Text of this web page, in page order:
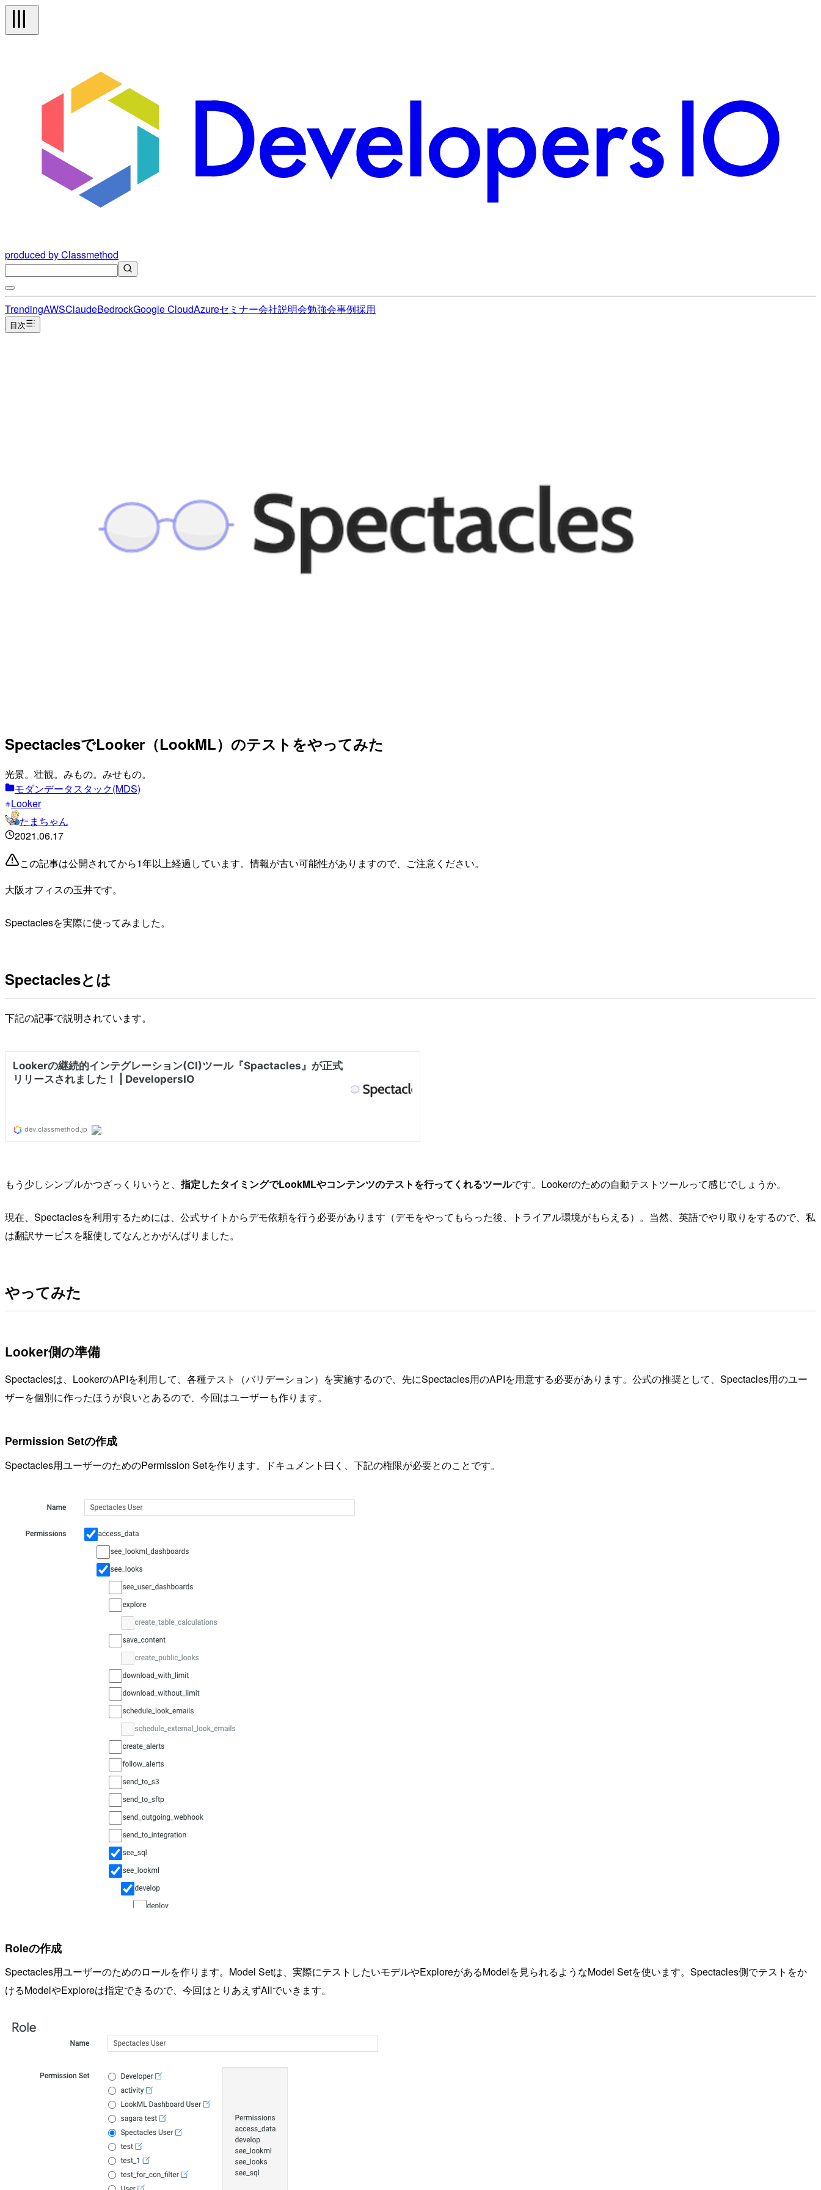
produced by Classmethod
TrendingAWSClaudeBedrockGoogle CloudAzureセミナー会社説明会勉強会事例採用
目次
SpectaclesでLooker（LookML）のテストをやってみた
光景。壮観。みもの。みせもの。
モダンデータスタック(MDS)
Looker
たまちゃん
2021.06.17
この記事は公開されてから1年以上経過しています。情報が古い可能性がありますので、ご注意ください。
大阪オフィスの玉井です。
Spectaclesを実際に使ってみました。
Spectaclesとは
下記の記事で説明されています。
もう少しシンプルかつざっくりいうと、指定したタイミングでLookMLやコンテンツのテストを行ってくれるツールです。Lookerのための自動テストツールって感じでしょうか。
現在、Spectaclesを利用するためには、公式サイトからデモ依頼を行う必要があります（デモをやってもらった後、トライアル環境がもらえる）。当然、英語でやり取りをするので、私
は翻訳サービスを駆使してなんとかがんばりました。
やってみた
Looker側の準備
Spectaclesは、LookerのAPIを利用して、各種テスト（バリデーション）を実施するので、先にSpectacles用のAPIを用意する必要があります。公式の推奨として、Spectacles用のユー
ザーを個別に作ったほうが良いとあるので、今回はユーザーも作ります。
Permission Setの作成
Spectacles用ユーザーのためのPermission Setを作ります。ドキュメント曰く、下記の権限が必要とのことです。
Roleの作成
Spectacles用ユーザーのためのロールを作ります。Model Setは、実際にテストしたいモデルやExploreがあるModelを見られるようなModel Setを使います。Spectacles側でテストをか
けるModelやExploreは指定できるので、今回はとりあえずAllでいきます。